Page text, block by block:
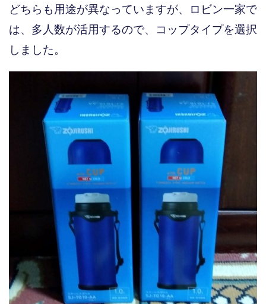
どちらも用途が異なっていますが、ロビン一家で
は、多人数が活用するので、コップタイプを選択
しました。